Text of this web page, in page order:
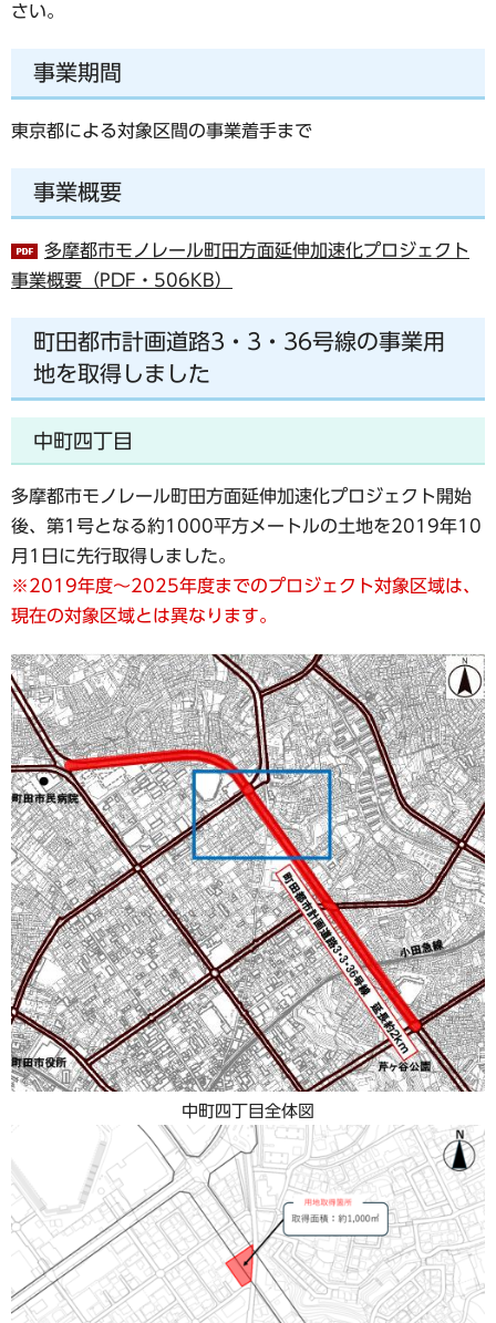
さい。
事業期間
東京都による対象区間の事業着手まで
事業概要
多摩都市モノレール町田方面延伸加速化プロジェクト
事業概要（PDF・506KB）
町田都市計画道路3・3・36号線の事業用
地を取得しました
中町四丁目
多摩都市モノレール町田方面延伸加速化プロジェクト開始
後、第1号となる約1000平方メートルの土地を2019年10
月1日に先行取得しました。
※2019年度～2025年度までのプロジェクト対象区域は、
現在の対象区域とは異なります。
中町四丁目全体図